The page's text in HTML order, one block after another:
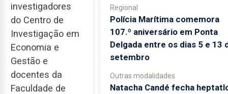
investigadores
do Centro de
Investigação em
Economia e
Gestão e
docentes da
Faculdade de
Regional
Polícia Marítima comemora
107.º aniversário em Ponta
Delgada entre os dias 5 e 13
setembro
Outras modalidades
Natacha Candé fecha